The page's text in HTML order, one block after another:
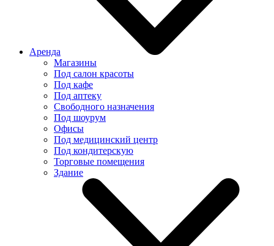
Аренда
Магазины
Под салон красоты
Под кафе
Под аптеку
Свободного назначения
Под шоурум
Офисы
Под медицинский центр
Под кондитерскую
Торговые помещения
Здание